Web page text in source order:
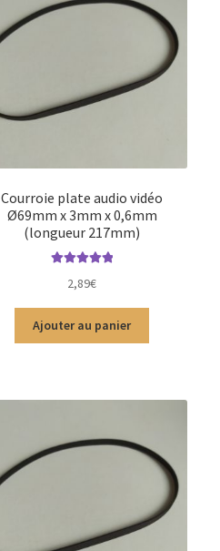
Courroie plate audio vidéo
Ø69mm x 3mm x 0,6mm
(longueur 217mm)
5
2,89€
Ajouter au panier